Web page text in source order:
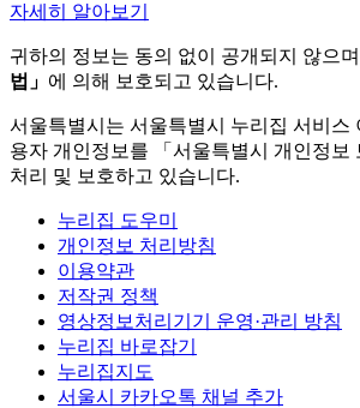
자세히 알아보기
귀하의 정보는 동의 없이 공개되지 않으
법」 에 의해 보호되고 있습니다.
서울특별시는 서울특별시 누리집 서비스
용자 개인정보를 「서울특별시 개인정보
처리 및 보호하고 있습니다.
누리집 도우미
개인정보 처리방침
이용약관
저작권 정책
영상정보처리기기 운영·관리 방침
누리집 바로잡기
누리집지도
서울시 카카오톡 채널 추가